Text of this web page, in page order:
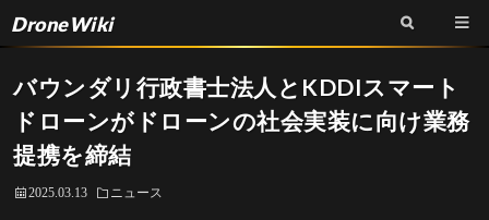
DroneWiki
バウンダリ行政書士法人とKDDIスマート
ドローンがドローンの社会実装に向け業務
提携を締結
2025.03.13 ニュース